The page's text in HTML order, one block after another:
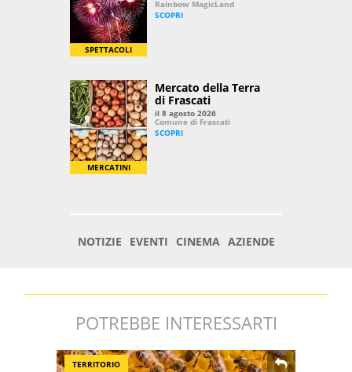
POTREBBE INTERESSARTI
TERRITORIO